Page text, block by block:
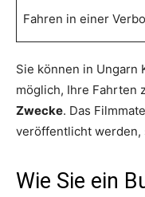
Fahren in einer
Sie können in Ungarn
möglich, Ihre Fahrten
Zwecke. Das
veröffentlicht werden,
Wie Sie ein